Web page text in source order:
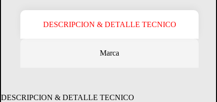
DESCRIPCION & DETALLE TECNICO
Marca
DESCRIPCION & DETALLE TECNICO